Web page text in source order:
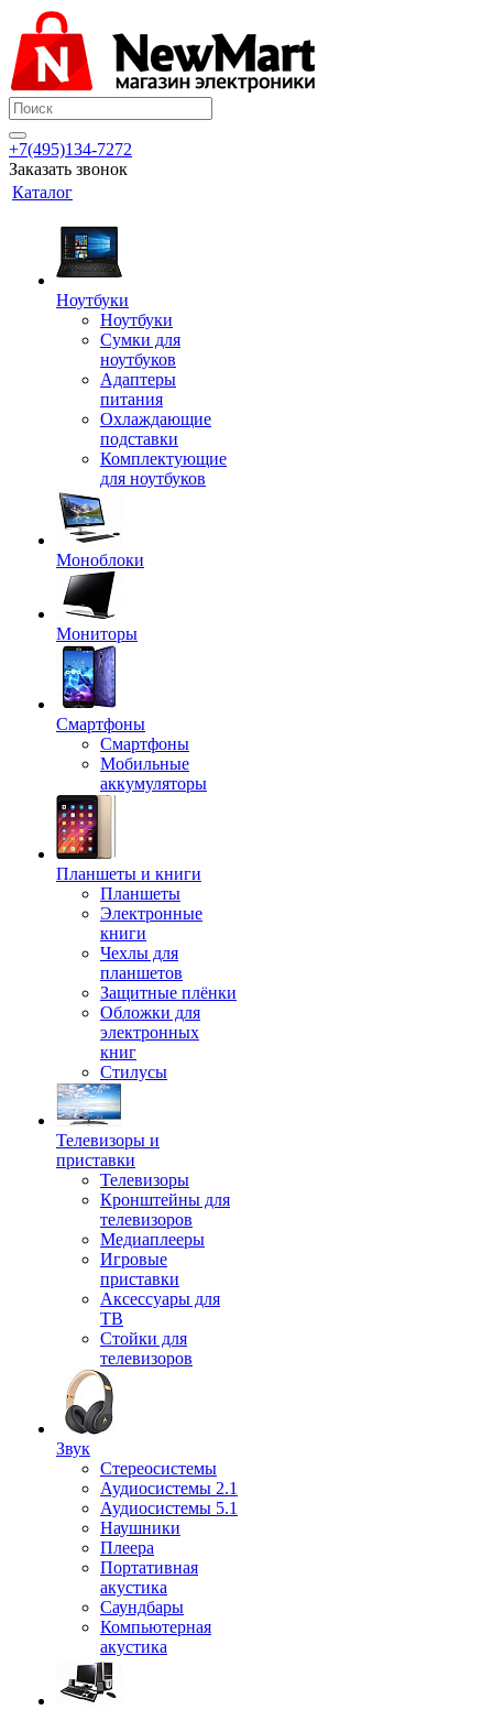
+7(495)134-7272
Заказать звонок
Каталог
Ноутбуки
Ноутбуки
Сумки для
ноутбуков
Адаптеры
питания
Охлаждающие
подставки
Комплектующие
для ноутбуков
Моноблоки
Мониторы
Смартфоны
Смартфоны
Мобильные
аккумуляторы
Планшеты и книги
Планшеты
Электронные
книги
Чехлы для
планшетов
Защитные плёнки
Обложки для
электронных
книг
Стилусы
Телевизоры и
приставки
Телевизоры
Кронштейны для
телевизоров
Медиаплееры
Игровые
приставки
Аксессуары для
ТВ
Стойки для
телевизоров
Звук
Стереосистемы
Аудиосистемы 2.1
Аудиосистемы 5.1
Наушники
Плеера
Портативная
акустика
Саундбары
Компьютерная
акустика